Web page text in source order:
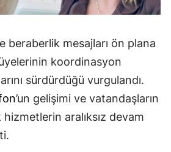
beraberlik mesajları ön plana
koordinasyon
sürdürdüğü vurgulandı.
’un gelişimi ve vatandaşların
aralıksız devam